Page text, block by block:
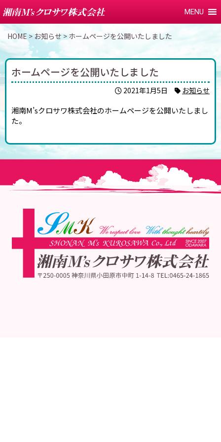
MENU
HOME>お知らせ>ホームページを公開いたしました
ホームページを公開いたしました
2021年1月5日 お知らせ
湘南M’sクロサワ株式会社のホームページを公開いたしまし
た。